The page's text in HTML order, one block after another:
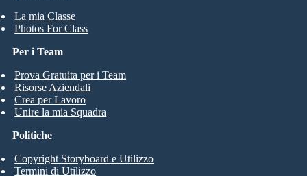
La mia Classe
Photos For Class
Per i Team
Prova Gratuita per i Team
Risorse Aziendali
Crea per Lavoro
Unire la mia Squadra
Politiche
Copyright Storyboard e Utilizzo
Termini di Utilizzo